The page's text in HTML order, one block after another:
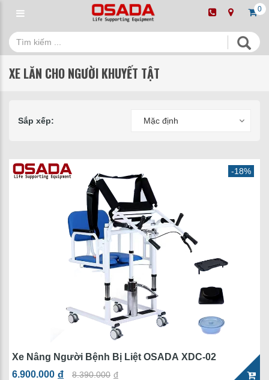
0
XE LĂN CHO NGƯỜI KHUYẾT TẬT
Sắp xếp: Mặc định
-18%
Xe Nâng Người Bệnh Bị Liệt OSADA XDC-02
6.900.000 đ 8.390.000 đ